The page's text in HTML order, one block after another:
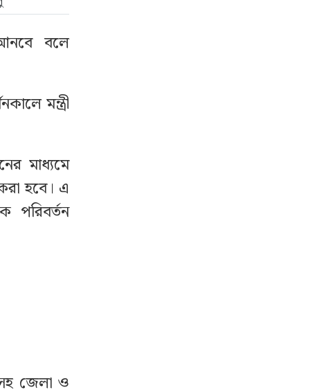
বলে
মন্ত্রী
মাধ্যমে
হবে। এ
পরিবর্তন
জেলা ও